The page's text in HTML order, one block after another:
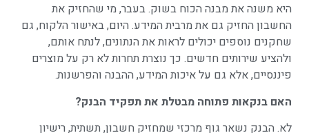
היא משנה את מבנה הכוח בשוק. בעבר, מי שהחזיק את
החשבון החזיק גם את מרבית המידע. היום, באישור הלקוח, גם
שחקנים נוספים יכולים לראות את הנתונים, לנתח אותם,
ולהציע שירותים חדשים. כך נוצרת תחרות לא רק על מוצרים
פיננסיים, אלא גם על איכות המידע, ההבנה והפרשנות.
האם בנקאות פתוחה מבטלת את תפקיד הבנק?
לא. הבנק נשאר גוף מרכזי שמחזיק חשבון, תשתית, רישיון